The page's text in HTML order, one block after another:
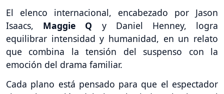
El elenco internacional, encabezado por Jason
Isaacs, Maggie Q y Daniel Henney, logra
equilibrar intensidad y humanidad, en un relato
que combina la tensión del suspenso con la
emoción del drama familiar.
Cada plano está pensado para que el espectador